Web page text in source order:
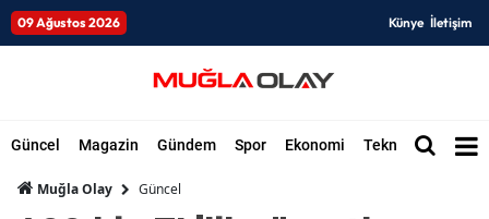
09 Ağustos 2026 Künye İletişim
Güncel Magazin Gündem Spor Ekonomi Teknoloji Dünya
Muğla Olay Güncel